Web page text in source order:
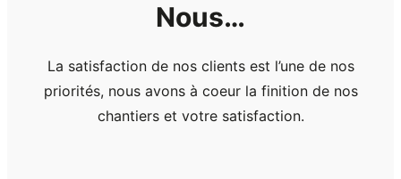
Nous…
La satisfaction de nos clients est l’une de nos
priorités, nous avons à coeur la finition de nos
chantiers et votre satisfaction.